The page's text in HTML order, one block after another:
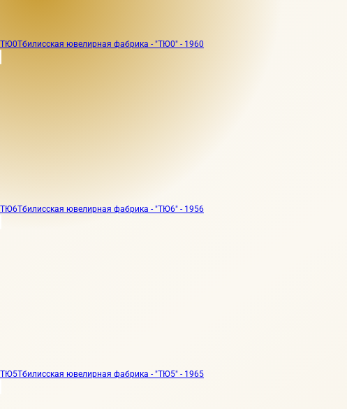
ТЮ0Тбилисская ювелирная фабрика - "ТЮ0" - 1960
ТЮ6Тбилисская ювелирная фабрика - "ТЮ6" - 1956
ТЮ5Тбилисская ювелирная фабрика - "ТЮ5" - 1965